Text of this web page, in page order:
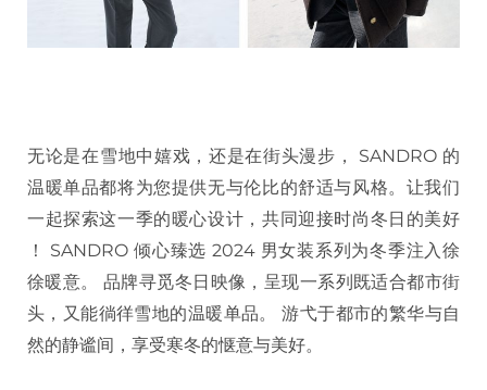
无论是在雪地中嬉戏，还是在街头漫步， SANDRO 的
温暖单品都将为您提供无与伦比的舒适与风格。让我们
一起探索这一季的暖心设计，共同迎接时尚冬日的美好
！ SANDRO 倾心臻选 2024 男女装系列为冬季注入徐
徐暖意。 品牌寻觅冬日映像，呈现一系列既适合都市街
头，又能徜徉雪地的温暖单品。 游弋于都市的繁华与自
然的静谧间，享受寒冬的惬意与美好。